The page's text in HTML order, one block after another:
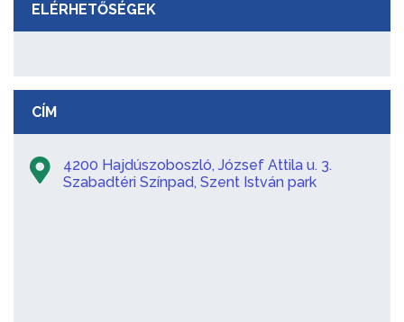
ELÉRHETŐSÉGEK
CÍM
4200 Hajdúszoboszló, József Attila u. 3.
Szabadtéri Színpad, Szent István park